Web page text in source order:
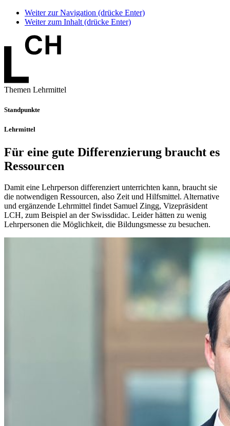
Weiter zur Navigation (drücke Enter)
Weiter zum Inhalt (drücke Enter)
Themen Lehrmittel
Standpunkte
Lehrmittel
Für eine gute Differenzierung braucht es
Ressourcen
Damit eine Lehrperson differenziert unterrichten kann, braucht sie
die notwendigen Ressourcen, also Zeit und Hilfsmittel. Alternative
und ergänzende Lehrmittel findet Samuel Zingg, Vizepräsident
LCH, zum Beispiel an der Swissdidac. Leider hätten zu wenig
Lehrpersonen die Möglichkeit, die Bildungsmesse zu besuchen.